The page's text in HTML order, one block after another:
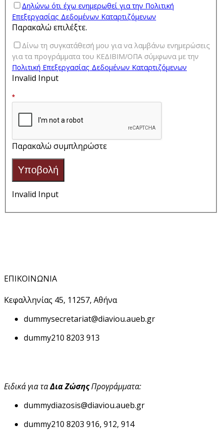
Δηλώνω ότι έχω ενημερωθεί για την Πολιτική
Επεξεργασίας Δεδομένων Καταρτιζόμενων
Παρακαλώ επιλέξτε.
Δίνω τη συγκατάθεσή μου για να λαμβάνω ενημερώσεις
για τα προγράμματα του ΚΕΔΙΒΙΜ/ΟΠΑ σύμφωνα με την
Πολιτική Επεξεργασίας Δεδομένων Καταρτιζόμενων
Invalid Input
*
Παρακαλώ συμπληρώστε
Υποβολή
Invalid Input
ΕΠΙΚΟΙΝΩΝΙΑ
Κεφαλληνίας 45, 11257, Αθήνα
dummysecretariat@diaviou.aueb.gr
dummy210 8203 913
Ειδικά για ταΔια ΖώσηςΠρογράμματα:
dummydiazosis@diaviou.aueb.gr
dummy210 8203 916, 912, 914